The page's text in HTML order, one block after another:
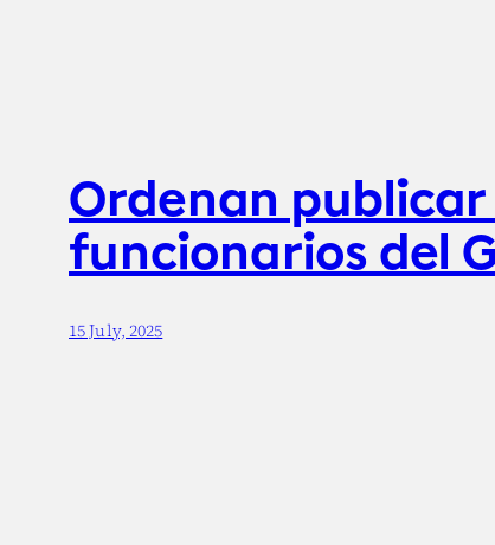
Ordenan
funcionarios del
15 July, 2025